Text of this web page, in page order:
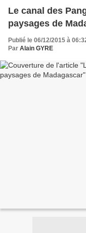
Le canal des
paysages de
Publié le 06/12/2015 à
Par Alain GYRE